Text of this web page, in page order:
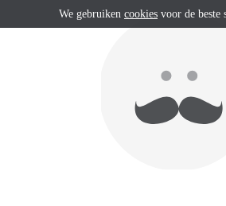
We gebruiken cookies voor de beste